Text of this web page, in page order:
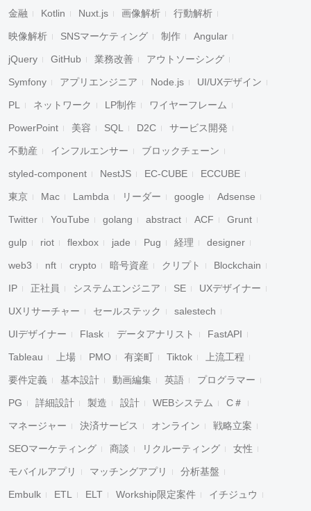
金融 Kotlin Nuxt.js 画像解析 行動解析
映像解析 SNSマーケティング 制作 Angular
jQuery GitHub 業務改善 アウトソーシング
Symfony アプリエンジニア Node.js UI/UXデザイン
PL ネットワーク LP制作 ワイヤーフレーム
PowerPoint 美容 SQL D2C サービス開発
不動産 インフルエンサー ブロックチェーン
styled-component NestJS EC-CUBE ECCUBE
東京 Mac Lambda リーダー google Adsense
Twitter YouTube golang abstract ACF Grunt
gulp riot flexbox jade Pug 経理 designer
web3 nft crypto 暗号資産 クリプト Blockchain
IP 正社員 システムエンジニア SE UXデザイナー
UXリサーチャー セールステック salestech
UIデザイナー Flask データアナリスト FastAPI
Tableau 上場 PMO 有楽町 Tiktok 上流工程
要件定義 基本設計 動画編集 英語 プログラマー
PG 詳細設計 製造 設計 WEBシステム C＃
マネージャー 決済サービス オンライン 戦略立案
SEOマーケティング 商談 リクルーティング 女性
モバイルアプリ マッチングアプリ 分析基盤
Embulk ETL ELT Workship限定案件 イチジュウ